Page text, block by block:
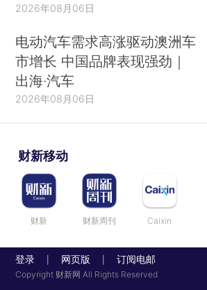
2026年08月06日
电动汽车需求高涨驱动澳洲车
市增长 中国品牌表现强劲｜
出海·汽车
2026年08月06日
财新移动
财新 财新周刊 Caixin
登录 网页版 订阅电邮
Copyright 财新网 All Rights Reserved